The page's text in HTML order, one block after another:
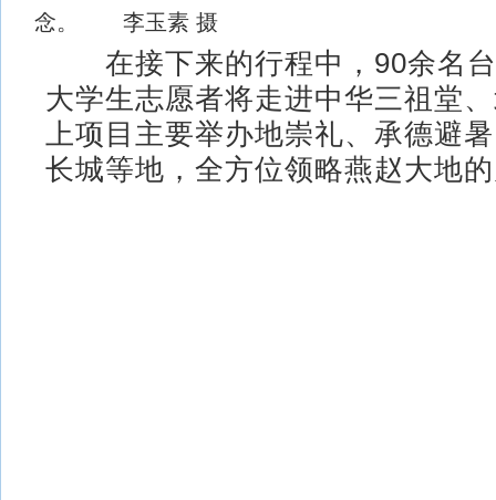
念。 李玉素 摄
在接下来的行程中，90余名台
大学生志愿者将走进中华三祖堂
上项目主要举办地崇礼、承德避
长城等地，全方位领略燕赵大地